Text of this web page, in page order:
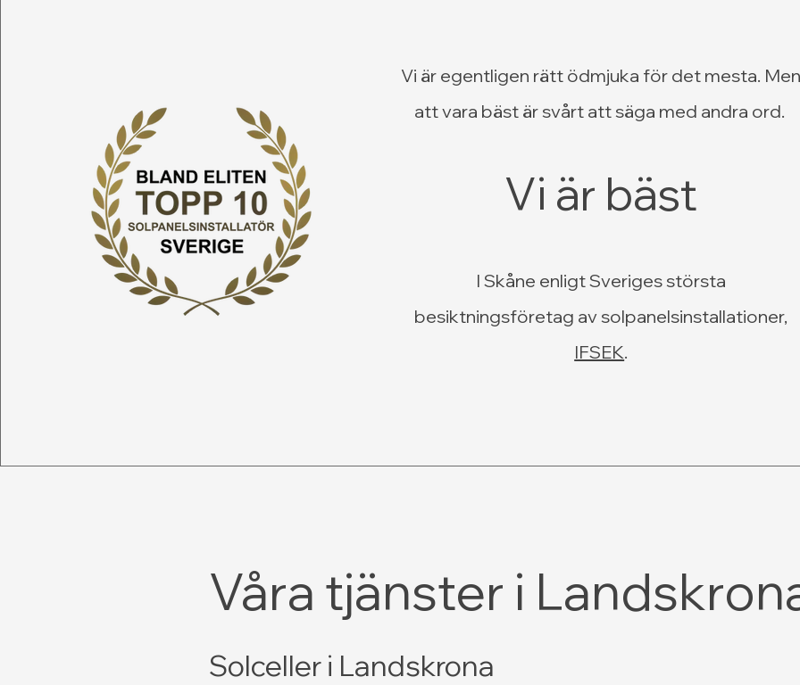
Vi är egentligen rätt ödmjuka för det mesta.
att vara bäst är svårt att säga med andra ord.
Vi är bäst
I Skåne enligt Sveriges största
besiktningsföretag av solpanelsinstallationer,
IFSEK.
Våra tjänster i
Solceller i Landskrona